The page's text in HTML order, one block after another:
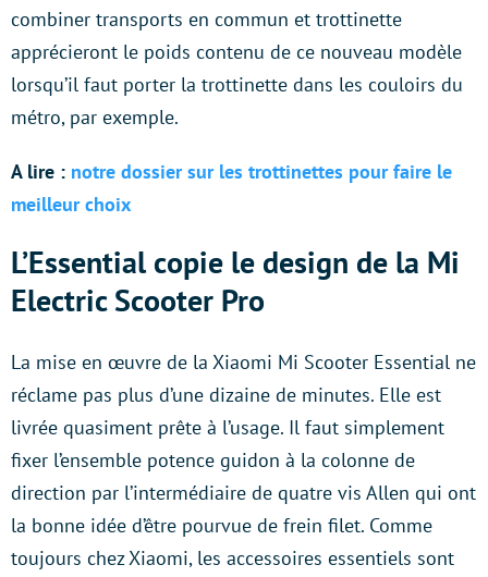
combiner transports en commun et trottinette
apprécieront le poids contenu de ce nouveau modèle
lorsqu’il faut porter la trottinette dans les couloirs du
métro, par exemple.
A lire : notre dossier sur les trottinettes pour faire le
meilleur choix
L’Essential copie le design de la Mi
Electric Scooter Pro
La mise en œuvre de la Xiaomi Mi Scooter Essential ne
réclame pas plus d’une dizaine de minutes. Elle est
livrée quasiment prête à l’usage. Il faut simplement
fixer l’ensemble potence guidon à la colonne de
direction par l’intermédiaire de quatre vis Allen qui ont
la bonne idée d’être pourvue de frein filet. Comme
toujours chez Xiaomi, les accessoires essentiels sont